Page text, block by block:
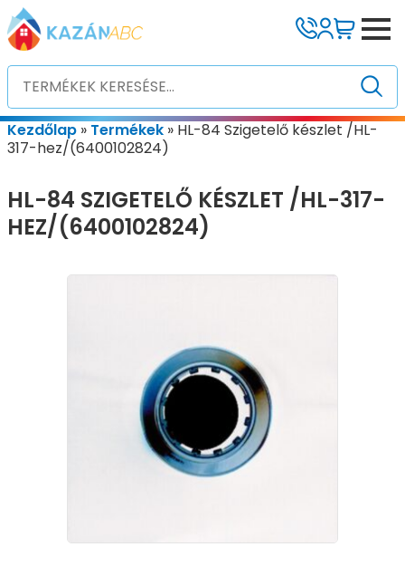
Kezdőlap » Termékek » HL-84 Szigetelő készlet /HL-
317-hez/(6400102824)
HL-84 SZIGETELŐ KÉSZLET /HL-317-
HEZ/(6400102824)